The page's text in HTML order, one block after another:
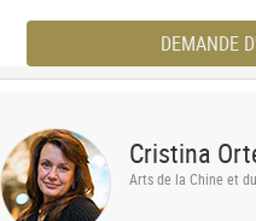
DEMANDE
Cristina
Arts de la Chine et